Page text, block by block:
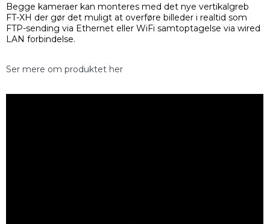
Begge kameraer kan monteres med det nye vertikalgreb
FT-XH der gør det muligt at overføre billeder i realtid som
FTP-sending via Ethernet eller WiFi samtoptagelse via wired
LAN forbindelse.
Ser mere om produktet her